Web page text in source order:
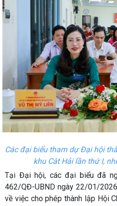
Các đại biểu tham dự Đại hội
khu Cát Hải lần thứ I,
Tại Đại hội, các đại biểu đã
462/QĐ-UBND ngày 22/01/
về việc cho phép thành lập Hội